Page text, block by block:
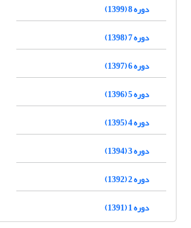
دوره 8 (1399)
دوره 7 (1398)
دوره 6 (1397)
دوره 5 (1396)
دوره 4 (1395)
دوره 3 (1394)
دوره 2 (1392)
دوره 1 (1391)